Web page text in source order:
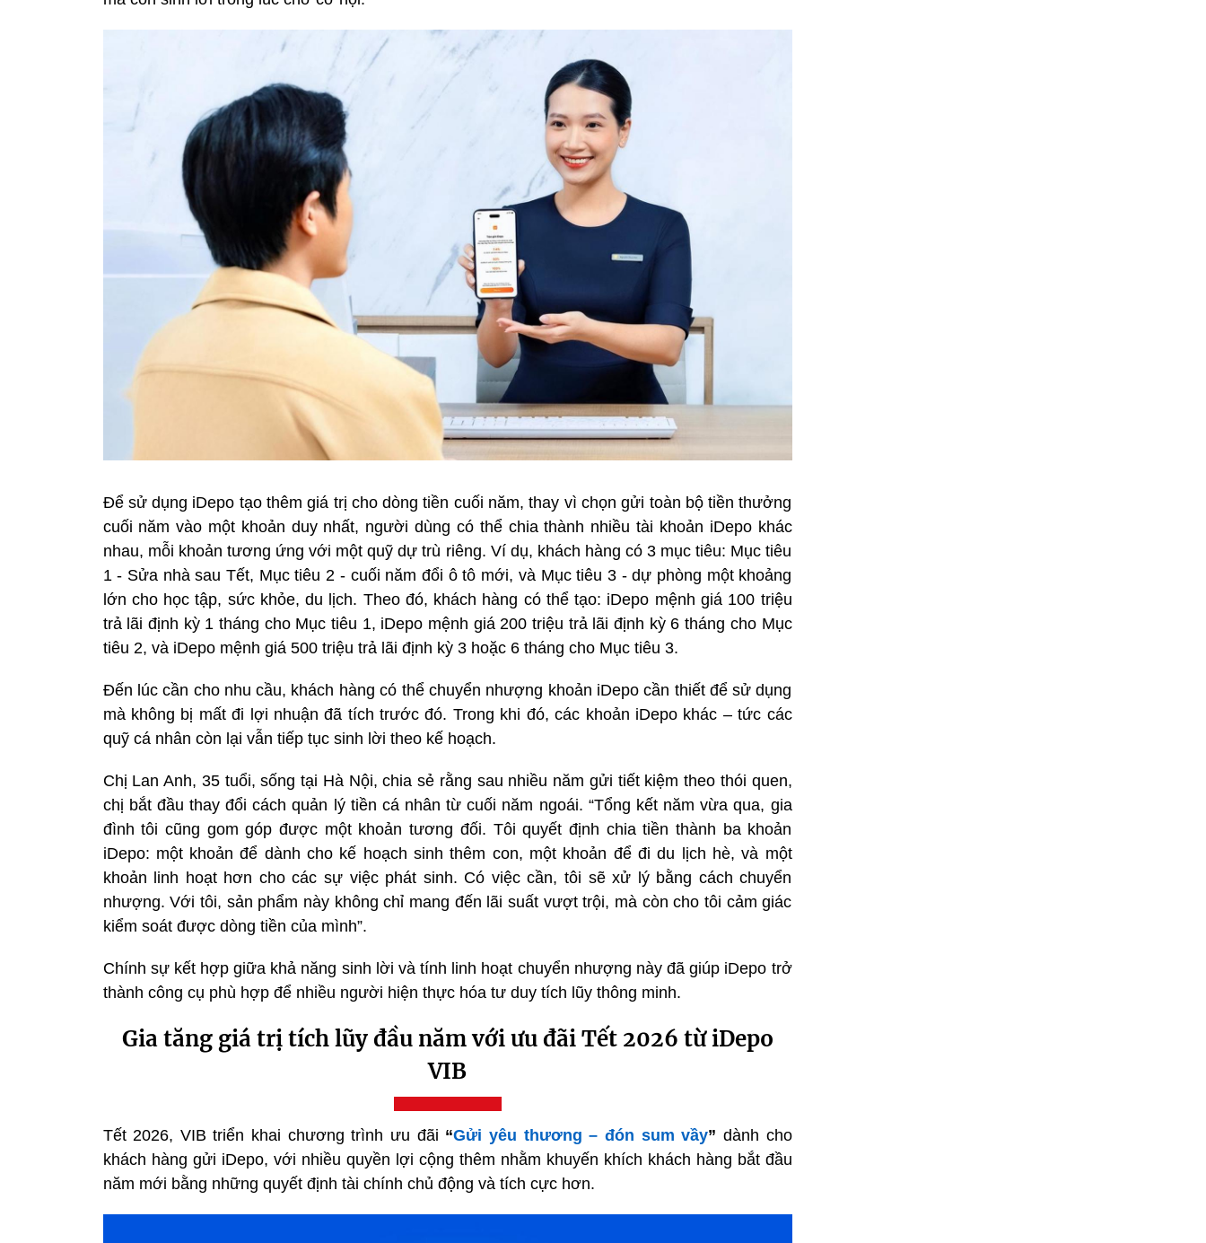
Để sử dụng iDepo tạo thêm giá trị cho dòng tiền cuối năm, thay vì chọn gửi toàn bộ tiền thưởng
cuối năm vào một khoản duy nhất, người dùng có thể chia thành nhiều tài khoản iDepo khác
nhau, mỗi khoản tương ứng với một quỹ dự trù riêng. Ví dụ, khách hàng có 3 mục tiêu: Mục tiêu
1 - Sửa nhà sau Tết, Mục tiêu 2 - cuối năm đổi ô tô mới, và Mục tiêu 3 - dự phòng một khoảng
lớn cho học tập, sức khỏe, du lịch. Theo đó, khách hàng có thể tạo: iDepo mệnh giá 100 triệu
trả lãi định kỳ 1 tháng cho Mục tiêu 1, iDepo mệnh giá 200 triệu trả lãi định kỳ 6 tháng cho Mục
tiêu 2, và iDepo mệnh giá 500 triệu trả lãi định kỳ 3 hoặc 6 tháng cho Mục tiêu 3.
Đến lúc cần cho nhu cầu, khách hàng có thể chuyển nhượng khoản iDepo cần thiết để sử dụng
mà không bị mất đi lợi nhuận đã tích trước đó. Trong khi đó, các khoản iDepo khác – tức các
quỹ cá nhân còn lại vẫn tiếp tục sinh lời theo kế hoạch.
Chị Lan Anh, 35 tuổi, sống tại Hà Nội, chia sẻ rằng sau nhiều năm gửi tiết kiệm theo thói quen,
chị bắt đầu thay đổi cách quản lý tiền cá nhân từ cuối năm ngoái. “Tổng kết năm vừa qua, gia
đình tôi cũng gom góp được một khoản tương đối. Tôi quyết định chia tiền thành ba khoản
iDepo: một khoản để dành cho kế hoạch sinh thêm con, một khoản để đi du lịch hè, và một
khoản linh hoạt hơn cho các sự việc phát sinh. Có việc cần, tôi sẽ xử lý bằng cách chuyển
nhượng. Với tôi, sản phẩm này không chỉ mang đến lãi suất vượt trội, mà còn cho tôi cảm giác
kiểm soát được dòng tiền của mình”.
Chính sự kết hợp giữa khả năng sinh lời và tính linh hoạt chuyển nhượng này đã giúp iDepo trở
thành công cụ phù hợp để nhiều người hiện thực hóa tư duy tích lũy thông minh.
Gia tăng giá trị tích lũy đầu năm với ưu đãi Tết 2026 từ iDepo
VIB
Tết 2026, VIB triển khai chương trình ưu đãi “Gửi yêu thương – đón sum vầy” dành cho
khách hàng gửi iDepo, với nhiều quyền lợi cộng thêm nhằm khuyến khích khách hàng bắt đầu
năm mới bằng những quyết định tài chính chủ động và tích cực hơn.